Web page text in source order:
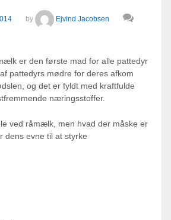
by
Ejvind Jacobsen
er den første mad for alle pattedyr
pattedyrs mødre for deres afkom
og det er fyldt med kraftfulde
næringsstoffer.
ved råmælk, men hvad der måske er
dens evne til at styrke